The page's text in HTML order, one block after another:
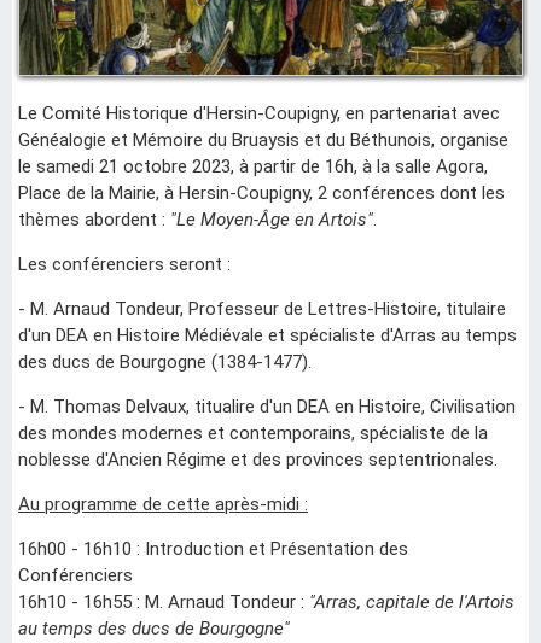
Le Comité Historique d'Hersin-Coupigny, en partenariat avec
Généalogie et Mémoire du Bruaysis et du Béthunois, organise
le samedi 21 octobre 2023, à partir de 16h, à la salle Agora,
Place de la Mairie, à Hersin-Coupigny, 2 conférences dont les
thèmes abordent : "Le Moyen-Âge en Artois".
Les conférenciers seront :
- M. Arnaud Tondeur, Professeur de Lettres-Histoire, titulaire
d'un DEA en Histoire Médiévale et spécialiste d'Arras au temps
des ducs de Bourgogne (1384-1477).
- M. Thomas Delvaux, titualire d'un DEA en Histoire, Civilisation
des mondes modernes et contemporains, spécialiste de la
noblesse d'Ancien Régime et des provinces septentrionales.
Au programme de cette après-midi :
16h00 - 16h10 : Introduction et Présentation des
Conférenciers
16h10 - 16h55 : M. Arnaud Tondeur : "Arras, capitale de l'Artois
au temps des ducs de Bourgogne"